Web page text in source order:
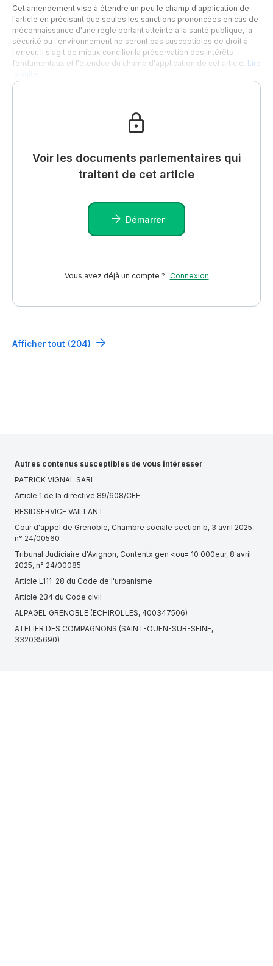
Cet amendement vise à étendre un peu le champ d'application de
l'article en précisant que seules les sanctions prononcées en cas de
méconnaissance d'une règle portant atteinte à la santé publique, la
sécurité ou l'environnement ne seront pas susceptibles de droit à
l'erreur. Il s'agit de mieux concilier la préservation des intérêts
fondamentaux et l'étendue du champ d'application de cet article. Lire
Voir les documents parlementaires qui
traitent de cet article
Démarrer
Vous avez déjà un compte ? Connexion
Afficher tout (204)
Autres contenus susceptibles de vous intéresser
PATRICK VIGNAL SARL
Article 1 de la directive 89/608/CEE
RESIDSERVICE VAILLANT
Cour d'appel de Grenoble, Chambre sociale section b, 3 avril 2025,
n° 24/00560
Tribunal Judiciaire d'Avignon, Contentx gen <ou= 10 000eur, 8 avril
2025, n° 24/00085
Article L111-28 du Code de l'urbanisme
Article 234 du Code civil
ALPAGEL GRENOBLE (ECHIROLLES, 400347506)
ATELIER DES COMPAGNONS (SAINT-OUEN-SUR-SEINE,
332035690)